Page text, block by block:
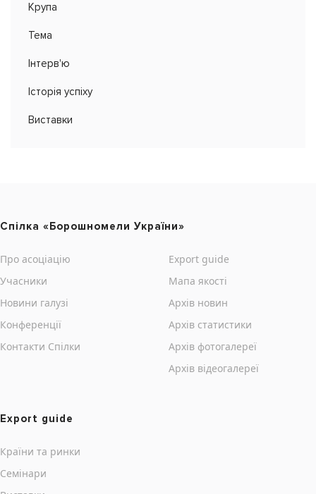
Крупа
Тема
Інтерв'ю
Історія успіху
Виставки
Cпілка «Борошномели України»
Про асоціацію
Учасники
Новини галузі
Конференції
Контакти Cпілки
Export guide
Мапа якості
Архів новин
Архів статистики
Архів фотогалереї
Архів відеогалереї
Export guide
Країни та ринки
Семінари